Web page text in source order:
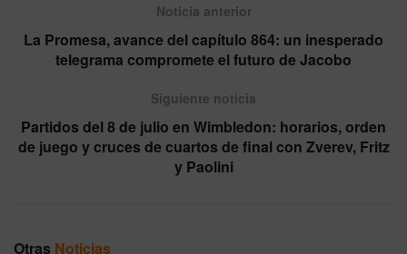
Noticia anterior
La Promesa, avance del capítulo 864: un inesperado
telegrama compromete el futuro de Jacobo
Siguiente noticia
Partidos del 8 de julio en Wimbledon: horarios, orden
de juego y cruces de cuartos de final con Zverev, Fritz
y Paolini
Otras Noticias